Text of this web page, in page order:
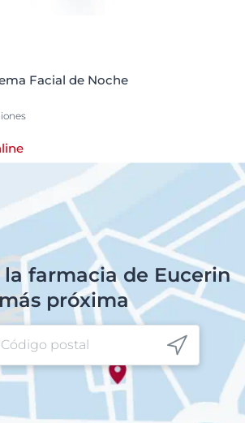
Facial de Noche
farmacia de Eucerin
más próxima